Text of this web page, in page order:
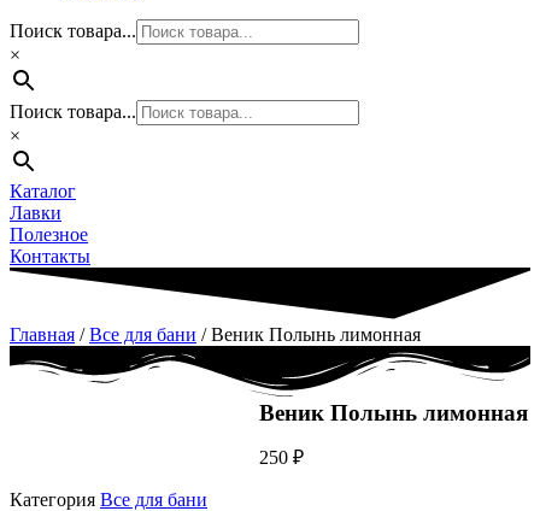
Поиск товара...
×
Поиск товара...
×
Каталог
Лавки
Полезное
Контакты
Главная /Все для бани / Веник Полынь лимонная
Веник Полынь лимонная
250₽
Категория Все для бани